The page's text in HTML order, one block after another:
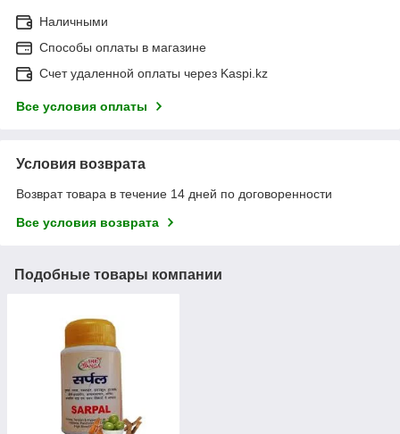
Наличными
Способы оплаты в магазине
Счет удаленной оплаты через Kaspi.kz
Все условия оплаты
Условия возврата
Возврат товара в течение 14 дней по договоренности
Все условия возврата
Подобные товары компании